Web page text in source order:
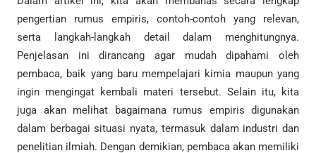
pengertian rumus empiris, contoh-contoh yang relevan,
serta langkah-langkah detail dalam menghitungnya.
Penjelasan ini dirancang agar mudah dipahami oleh
pembaca, baik yang baru mempelajari kimia maupun yang
ingin mengingat kembali materi tersebut. Selain itu, kita
juga akan melihat bagaimana rumus empiris digunakan
dalam berbagai situasi nyata, termasuk dalam industri dan
penelitian ilmiah. Dengan demikian, pembaca akan memiliki